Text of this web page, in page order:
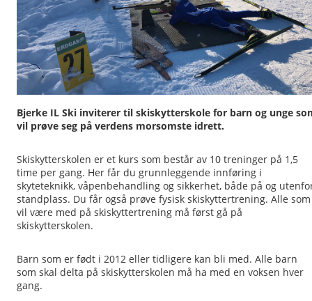
Bjerke IL Ski inviterer til skiskytterskole for barn og unge
vil prøve seg på verdens morsomste idrett.
Skiskytterskolen er et kurs som består av 10 treninger på 1,5
time per gang. Her får du grunnleggende innføring i
skyteteknikk, våpenbehandling og sikkerhet, både på og
standplass. Du får også prøve fysisk skiskyttertrening. Alle som
vil være med på skiskyttertrening må først gå på
skiskytterskolen.
Barn som er født i 2012 eller tidligere kan bli med. Alle barn
som skal delta på skiskytterskolen må ha med en voksen hver
gang.